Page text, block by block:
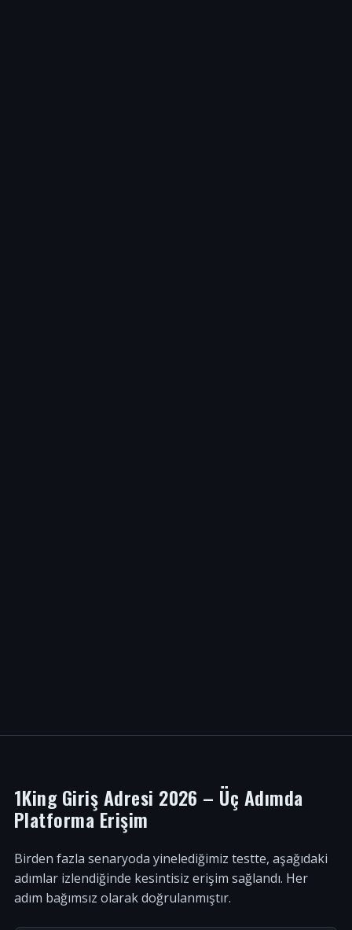
1King Giriş Adresi 2026 – Üç Adımda
Platforma Erişim
Birden fazla senaryoda yinelediğimiz testte, aşağıdaki
adımlar izlendiğinde kesintisiz erişim sağlandı. Her
adım bağımsız olarak doğrulanmıştır.